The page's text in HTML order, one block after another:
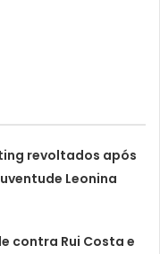
revoltados após
Leonina
contra Rui Costa e